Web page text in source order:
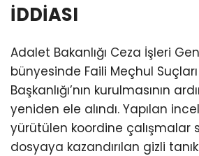
İDDİASI
Adalet Bakanlığı Ceza İşleri
bünyesinde Faili Meçhul
Başkanlığı’nın kurulmasının
yeniden ele alındı. Yapılan
yürütülen koordine çalışmalar
dosyaya kazandırılan gizli